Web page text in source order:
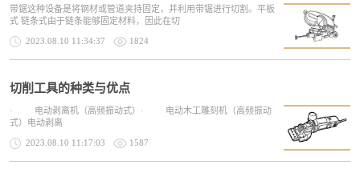
带锯这种设备是将钢材或管道夹持固定，并利用带锯进行切割。平板
式 链条式由于链条能够固定材料，因此在切
2023.08.10 11:34:37 1824
切削工具的种类与优点
· 电动剥离机（高频振动式）· 电动木工雕刻机（高频振动
式）电动剥离
2023.08.10 11:17:03 1587